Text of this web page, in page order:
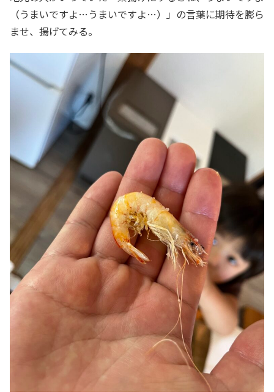
（うまいですよ…うまいですよ…）」の言葉に期待を膨ら
ませ、揚げてみる。